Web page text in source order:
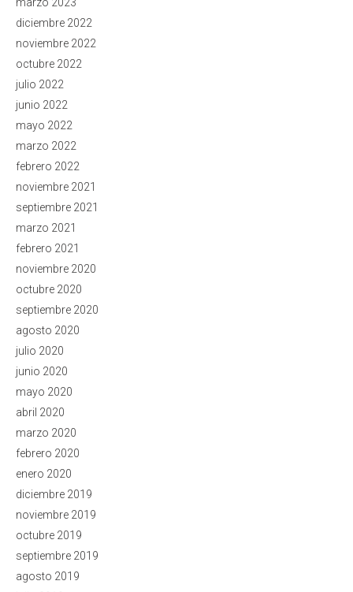
diciembre 2022
noviembre 2022
octubre 2022
julio 2022
junio 2022
mayo 2022
marzo 2022
febrero 2022
noviembre 2021
septiembre 2021
marzo 2021
febrero 2021
noviembre 2020
octubre 2020
septiembre 2020
agosto 2020
julio 2020
junio 2020
mayo 2020
abril 2020
marzo 2020
febrero 2020
enero 2020
diciembre 2019
noviembre 2019
octubre 2019
septiembre 2019
agosto 2019